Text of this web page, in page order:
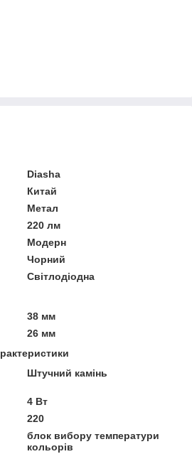
Diasha
Китай
Метал
220 лм
Модерн
Чорний
Світлодіодна
38 мм
26 мм
Штучний камінь
4 Вт
220
блок вибору температури
кольорів